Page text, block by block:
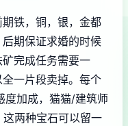
铁，铜，银，金都
期保证求婚的时候
完成任务需要一
一片段卖掉。每个
度加成，猫猫/建筑师
两种宝石可以留一